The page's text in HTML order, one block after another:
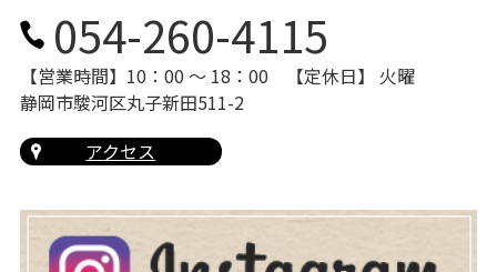
054-260-4115
【営業時間】10：00 〜 18：00
【定休日】 火曜
静岡市駿河区丸子新田511-2
アクセス